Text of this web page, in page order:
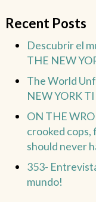
Recent Posts
Descubrir el
THE NEW
The World
NEW YORK
ON THE
crooked cops,
should never
353-
mundo!